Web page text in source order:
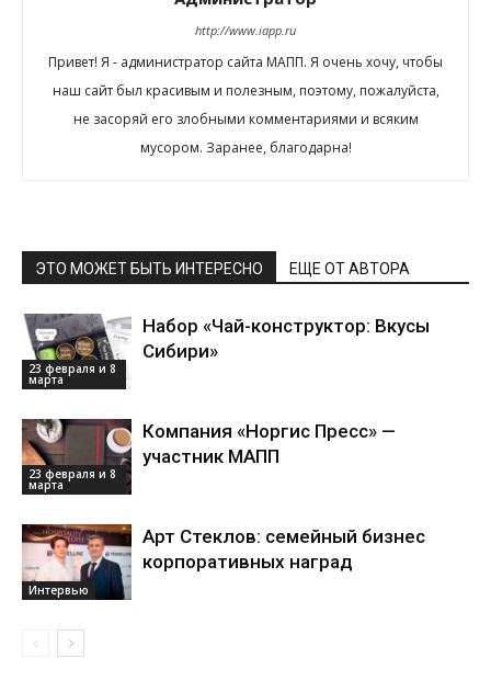
http://www.iapp.ru
Привет! Я - администратор сайта МАПП. Я очень хочу, чтобы
наш сайт был красивым и полезным, поэтому, пожалуйста,
не засоряй его злобными комментариями и всяким
мусором. Заранее, благодарна!
ЭТО МОЖЕТ БЫТЬ ИНТЕРЕСНО ЕЩЕ ОТ АВТОРА
23 февраля и 8
марта
Набор «Чай-конструктор: Вкусы
Сибири»
23 февраля и 8
марта
Компания «Норгис Пресс» —
участник МАПП
Интервью
Арт Стеклов: семейный бизнес
корпоративных наград